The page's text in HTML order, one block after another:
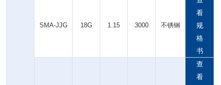
SMA-JJG 18G 1.15 3000 不锈钢
看
规
格
书
查
看